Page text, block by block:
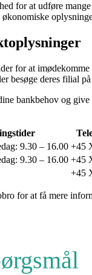
for at udføre
for at
besøge deres filial
bankbehov og
9.30 – 16.00 +45
9.30 – 16.00 +45
+45
for at få mere